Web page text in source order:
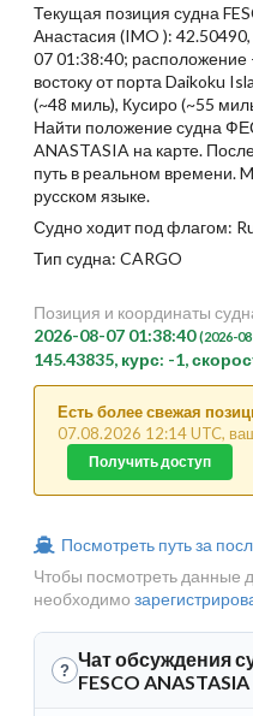
Текущая позиция судна
Анастасия (IMO ):
07 01:38:40; расположение
востоку от порта Daikoku
(~48 миль), Кусиро (~55
Найти положение судна
ANASTASIA на карте.
путь в реальном времени.
русском языке.
Судно ходит под флагом:
Тип судна: CARGO
Позиция и координаты
2026-08-07 01:38:40(2026-
145.43835, курс: -1,
Есть более свежая
07.08.2026 12:14 UTC,
Получить доступ
Посмотреть путь за
Чтобы посмотреть данные
необходимо
? Чат обсуждения
FESCO ANASTASIA